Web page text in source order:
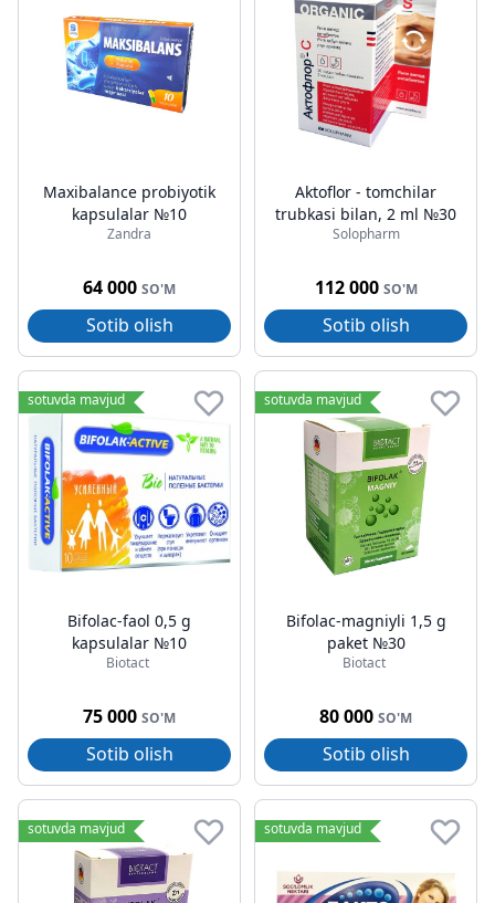
Maxibalance probiyotik
kapsulalar №10
Zandra
64 000 SO'M
Sotib olish
Aktoflor - tomchilar
trubkasi bilan, 2 ml №30
Solopharm
112 000 SO'M
Sotib olish
sotuvda mavjud
Bifolac-faol 0,5 g
kapsulalar №10
Biotact
75 000 SO'M
Sotib olish
sotuvda mavjud
Bifolac-magniyli 1,5 g
paket №30
Biotact
80 000 SO'M
Sotib olish
sotuvda mavjud sotuvda mavjud